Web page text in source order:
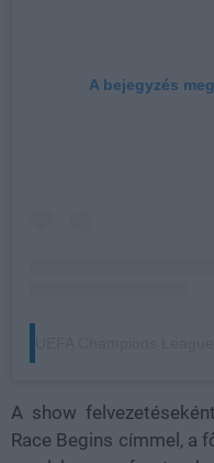
A bejegyzés
A show
Race Begins címmel, a